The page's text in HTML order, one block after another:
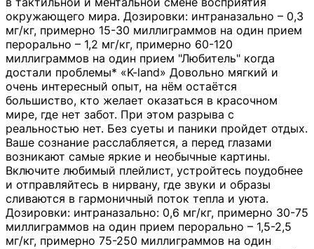
окружающего мира. Дозировки: интраназально – 0,3
мг/кг, примерно 15-30 миллиграммов на один прием
перорально – 1,2 мг/кг, примерно 60-120
миллиграммов на один прием "Любитель" когда
достали проблемы* «K-land» Довольно мягкий и
очень интересный опыт, на нём остаётся
большиство, кто желает оказаться в красочном
мире, где нет забот. При этом разрыва с
реальностью нет. Без суеты и паники пройдет отдых.
Ваше сознание расслабляется, а перед глазами
возникают самые яркие и необычные картины.
Включите любимый плейлист, устройтесь поудобнее
и отправляйтесь в нирвану, где звуки и образы
сливаются в гармоничный поток тепла и уюта.
Дозировки: интраназально: 0,6 мг/кг, примерно 30-75
миллиграммов на один прием перорально – 1,5-2,5
мг/кг, примерно 75-250 миллиграммов на один